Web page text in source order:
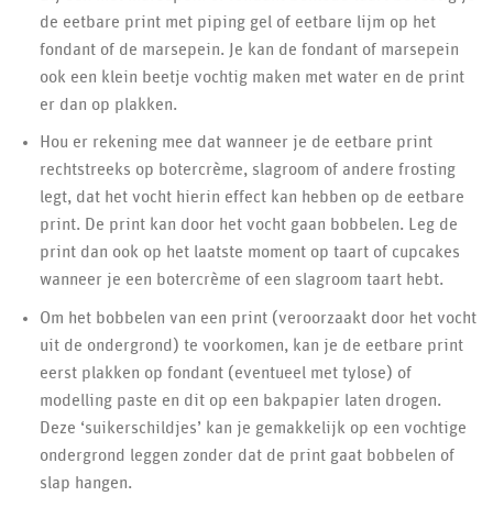
de eetbare print met piping gel of eetbare lijm op het
fondant of de marsepein. Je kan de fondant of marsepein
ook een klein beetje vochtig maken met water en de print
er dan op plakken.
Hou er rekening mee dat wanneer je de eetbare print
rechtstreeks op botercrème, slagroom of andere frosting
legt, dat het vocht hierin effect kan hebben op de eetbare
print. De print kan door het vocht gaan bobbelen. Leg de
print dan ook op het laatste moment op taart of cupcakes
wanneer je een botercrème of een slagroom taart hebt.
Om het bobbelen van een print (veroorzaakt door het vocht
uit de ondergrond) te voorkomen, kan je de eetbare print
eerst plakken op fondant (eventueel met tylose) of
modelling paste en dit op een bakpapier laten drogen.
Deze ‘suikerschildjes’ kan je gemakkelijk op een vochtige
ondergrond leggen zonder dat de print gaat bobbelen of
slap hangen.